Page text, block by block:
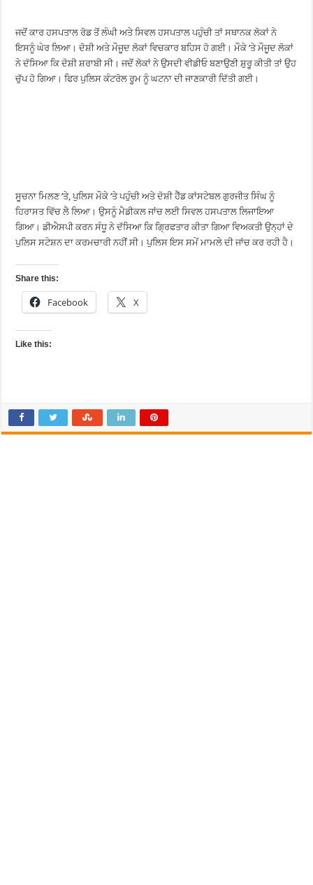
ਜਦੋਂ ਕਾਰ ਹਸਪਤਾਲ ਰੋਡ ਤੋਂ ਲੰਘੀ ਅਤੇ ਸਿਵਲ ਹਸਪਤਾਲ ਪਹੁੰਚੀ ਤਾਂ ਸਥਾਨਕ ਲੋਕਾਂ ਨੇ
ਇਸਨੂੰ ਘੇਰ ਲਿਆ। ਦੋਸ਼ੀ ਅਤੇ ਮੌਜੂਦ ਲੋਕਾਂ ਵਿਚਕਾਰ ਬਹਿਸ ਹੋ ਗਈ। ਮੌਕੇ ‘ਤੇ ਮੌਜੂਦ ਲੋਕਾਂ
ਨੇ ਦੱਸਿਆ ਕਿ ਦੋਸ਼ੀ ਸ਼ਰਾਬੀ ਸੀ। ਜਦੋਂ ਲੋਕਾਂ ਨੇ ਉਸਦੀ ਵੀਡੀਓ ਬਣਾਉਣੀ ਸ਼ੁਰੂ ਕੀਤੀ ਤਾਂ ਉਹ
ਚੁੱਪ ਹੋ ਗਿਆ। ਫਿਰ ਪੁਲਿਸ ਕੰਟਰੋਲ ਰੂਮ ਨੂੰ ਘਟਨਾ ਦੀ ਜਾਣਕਾਰੀ ਦਿੱਤੀ ਗਈ।
ਸੂਚਨਾ ਮਿਲਣ ‘ਤੇ, ਪੁਲਿਸ ਮੌਕੇ ‘ਤੇ ਪਹੁੰਚੀ ਅਤੇ ਦੋਸ਼ੀ ਹੈੱਡ ਕਾਂਸਟੇਬਲ ਗੁਰਜੀਤ ਸਿੰਘ ਨੂੰ
ਹਿਰਾਸਤ ਵਿੱਚ ਲੈ ਲਿਆ। ਉਸਨੂੰ ਮੈਡੀਕਲ ਜਾਂਚ ਲਈ ਸਿਵਲ ਹਸਪਤਾਲ ਲਿਜਾਇਆ
ਗਿਆ। ਡੀਐਸਪੀ ਕਰਨ ਸੰਧੂ ਨੇ ਦੱਸਿਆ ਕਿ ਗ੍ਰਿਫਤਾਰ ਕੀਤਾ ਗਿਆ ਵਿਅਕਤੀ ਉਨ੍ਹਾਂ ਦੇ
ਪੁਲਿਸ ਸਟੇਸ਼ਨ ਦਾ ਕਰਮਚਾਰੀ ਨਹੀਂ ਸੀ। ਪੁਲਿਸ ਇਸ ਸਮੇਂ ਮਾਮਲੇ ਦੀ ਜਾਂਚ ਕਰ ਰਹੀ ਹੈ।
Share this:
Facebook X
Like this: